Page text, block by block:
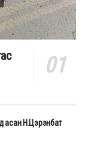
асан Н.Цэрэнбат